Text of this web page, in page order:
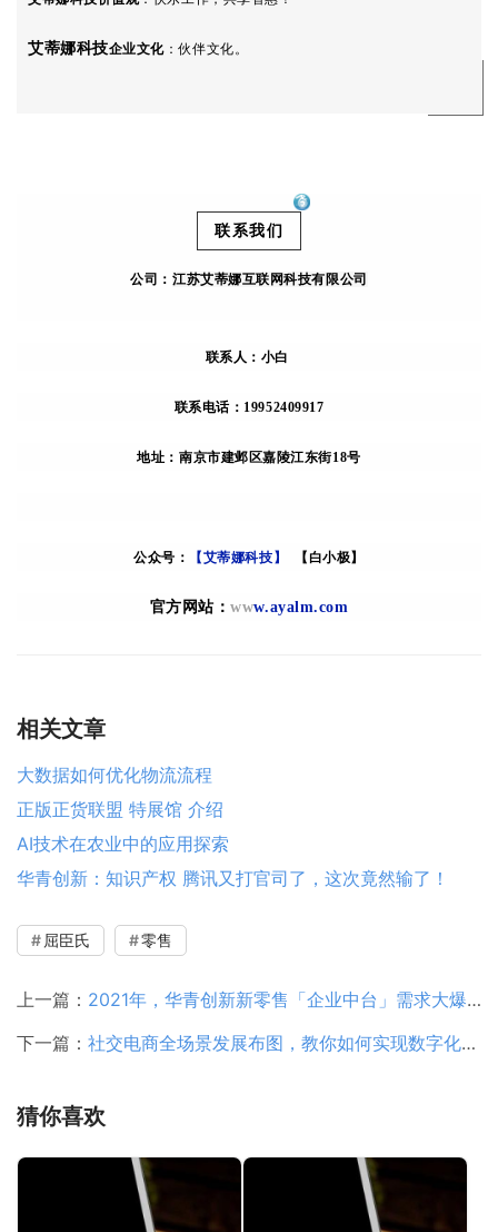
艾蒂娜科技企业文化：伙伴文化。
联系我们
公司： 江苏艾蒂娜互联网科技有限公司
联系人：小白
联系电话：19952409917
地址：南京市建邺区嘉陵江东街18号
公众号： 【艾蒂娜科技】 【白小极】
官方网站：www.ayalm.com
相关文章
大数据如何优化物流流程
正版正货联盟 特展馆 介绍
AI技术在农业中的应用探索
华青创新：知识产权 腾讯又打官司了，这次竟然输了！
屈臣氏 零售
上一篇： 2021年，华青创新新零售「企业中台」需求大爆发
下一篇： 社交电商全场景发展布图，教你如何实现数字化转型！！华青创新
猜你喜欢